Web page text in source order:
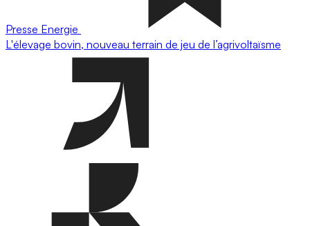
Presse Energie
L'élevage bovin, nouveau terrain de jeu de l’agrivoltaïsme